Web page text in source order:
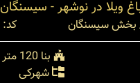
ویلا در نوشهر - سیسنگان
بخش سیسنگان
کد: 31782
بنا 120 متر
شهرکی